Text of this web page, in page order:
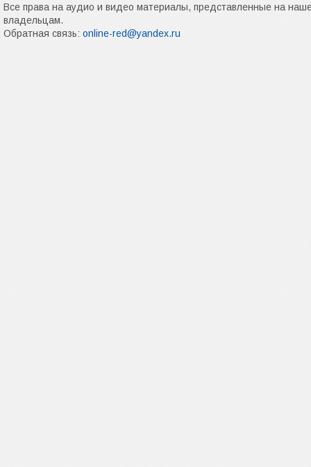
Все права на аудио и видео материалы, представленные на
владельцам.
Обратная связь: online-red@yandex.ru